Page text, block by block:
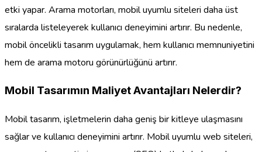
etki yapar. Arama motorları, mobil uyumlu siteleri daha üst
sıralarda listeleyerek kullanıcı deneyimini artırır. Bu nedenle,
mobil öncelikli tasarım uygulamak, hem kullanıcı memnuniyetini
hem de arama motoru görünürlüğünü artırır.
Mobil Tasarımın Maliyet Avantajları Nelerdir?
Mobil tasarım, işletmelerin daha geniş bir kitleye ulaşmasını
sağlar ve kullanıcı deneyimini artırır. Mobil uyumlu web siteleri,